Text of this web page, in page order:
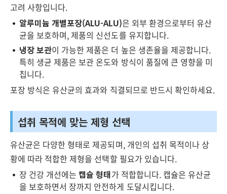
고려 사항입니다.
알루미늄 개별포장(ALU-ALU)은 외부 환경으로부터 유산
균을 보호하며, 제품의 신선도를 유지합니다.
냉장 보관이 가능한 제품은 더 높은 생존율을 제공합니다.
특히 생균 제품은 보관 온도와 방식이 품질에 큰 영향을 미
칩니다.
포장 방식은 유산균의 효과와 직결되므로 반드시 확인하세요.
섭취 목적에 맞는 제형 선택
유산균은 다양한 형태로 제공되며, 개인의 섭취 목적이나 상
황에 따라 적합한 제형을 선택할 필요가 있습니다.
장 건강 개선에는캡슐 형태가 적합합니다. 캡슐은 유산균
을 보호하면서 장까지 안전하게 도달시킵니다.